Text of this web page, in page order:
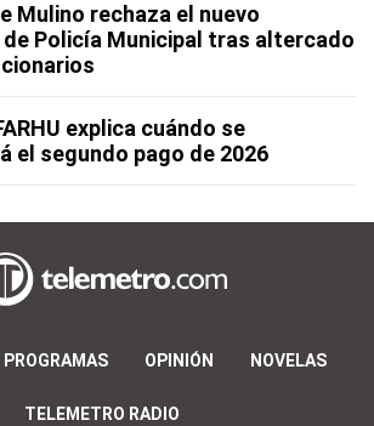
Mulino rechaza el nuevo
Policía Municipal tras altercado
explica cuándo se
el segundo pago de 2026
PROGRAMAS OPINIÓN NOVELAS
TELEMETRO RADIO